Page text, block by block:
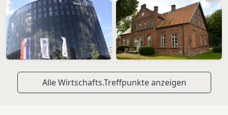
Alle Wirtschafts.Treffpunkte anzeigen